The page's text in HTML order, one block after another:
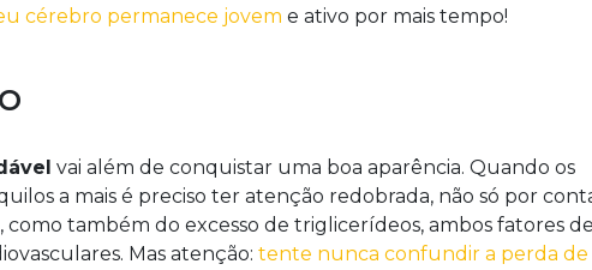
cérebro permanece jovem e ativo por mais tempo!
vai além de conquistar uma boa aparência. Quando os
a mais é preciso ter atenção redobrada, não só por
também do excesso de triglicerídeos, ambos fatores de
Mas atenção: tente nunca confundir a perda de